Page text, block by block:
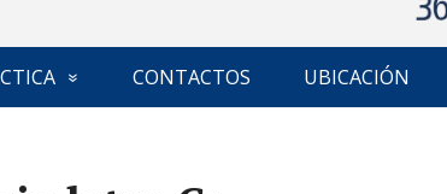
CONTACTOS UBICACIÓN